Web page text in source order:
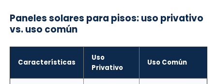
Paneles solares para pisos: uso privativo
vs. uso común
Características
Uso
Privativo
Uso Común